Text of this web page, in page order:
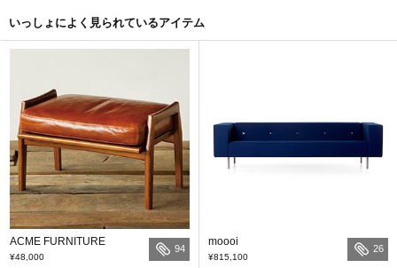
いっしょによく見られているアイテム
ACME FURNITURE
¥48,000
94
moooi
¥815,100
26